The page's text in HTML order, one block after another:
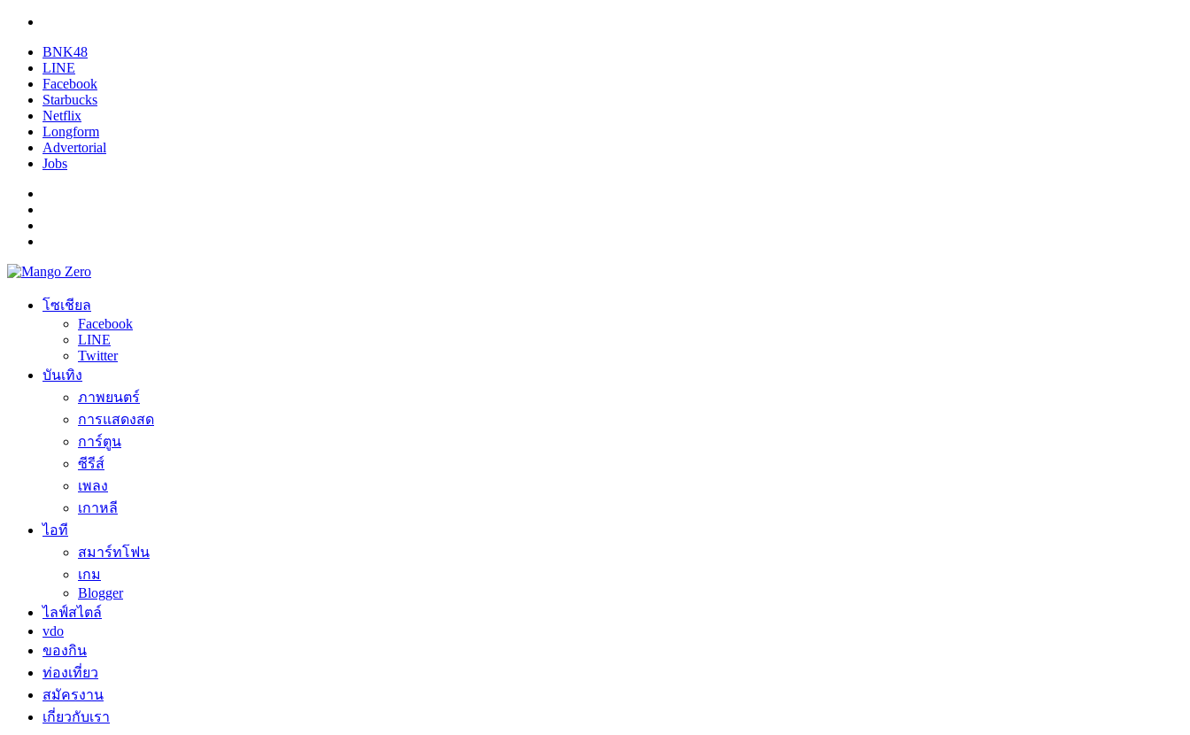
BNK48
LINE
Facebook
Starbucks
Netflix
Longform
Advertorial
Jobs
โซเชียล
Facebook
LINE
Twitter
บันเทิง
ภาพยนตร์
การแสดงสด
การ์ตูน
ซีรีส์
เพลง
เกาหลี
ไอที
สมาร์ทโฟน
เกม
Blogger
ไลฟ์สไตล์
vdo
ของกิน
ท่องเที่ยว
สมัครงาน
เกี่ยวกับเรา